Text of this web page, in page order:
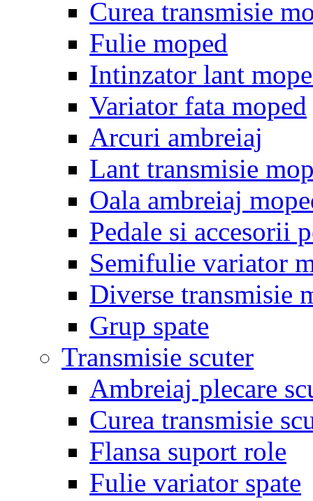
Curea transmisie
Fulie moped
Intinzator lant
Variator fata moped
Arcuri ambreiaj
Lant transmisie
Oala ambreiaj
Pedale si accesorii
Semifulie variator
Diverse transmisie
Grup spate
Transmisie scuter
Ambreiaj plecare
Curea transmisie
Flansa suport role
Fulie variator spate